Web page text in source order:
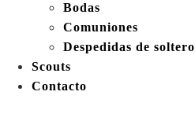
Bodas
Comuniones
Despedidas de soltero
Scouts
Contacto